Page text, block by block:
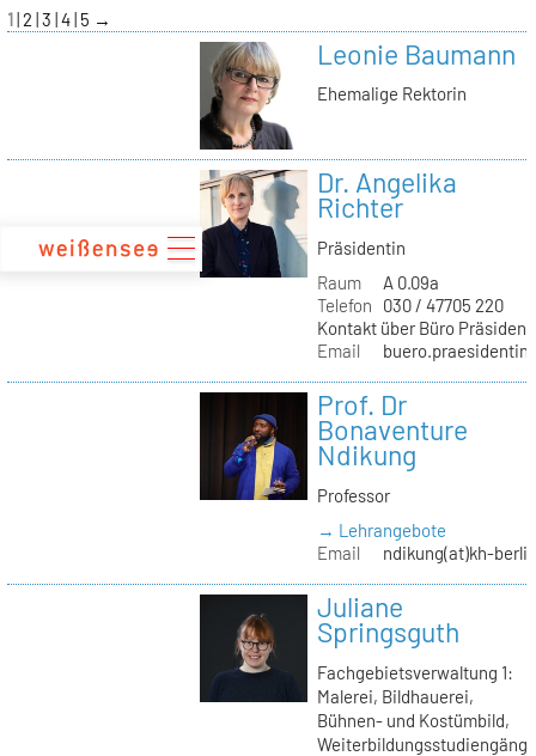
zum
Inhalt
1 2 3 4 5 →
Leonie Baumann
Ehemalige Rektorin
Dr. Angelika
Richter
Präsidentin
Raum
A 0.09a
Telefon
030 / 47705 220
Kontakt über Büro
Email
Prof. Dr
Bonaventure
Ndikung
Professor
→ Lehrangebote
Email
ndikung(at)kh-
Juliane
Springsguth
Fachgebietsverwaltung 1:
Malerei, Bildhauerei,
Bühnen- und Kostümbild,
Weiterbildungsstudiengänge